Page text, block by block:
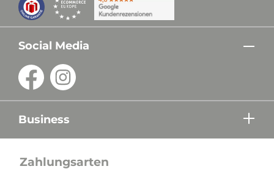
Social Media
Business
Zahlungsarten